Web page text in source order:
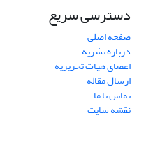
دسترسی سریع
صفحه اصلی
درباره نشریه
اعضای هیات تحریریه
ارسال مقاله
تماس با ما
نقشه سایت